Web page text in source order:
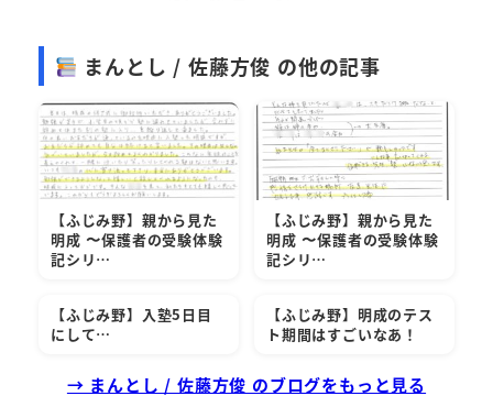
まんとし / 佐藤方俊 の他の記事
【ふじみ野】親から見た
明成 〜保護者の受験体験
記シリ…
【ふじみ野】親から見た
明成 〜保護者の受験体験
記シリ…
【ふじみ野】入塾5日目
にして…
【ふじみ野】明成のテス
ト期間はすごいなあ！
→ まんとし / 佐藤方俊 のブログをもっと見る